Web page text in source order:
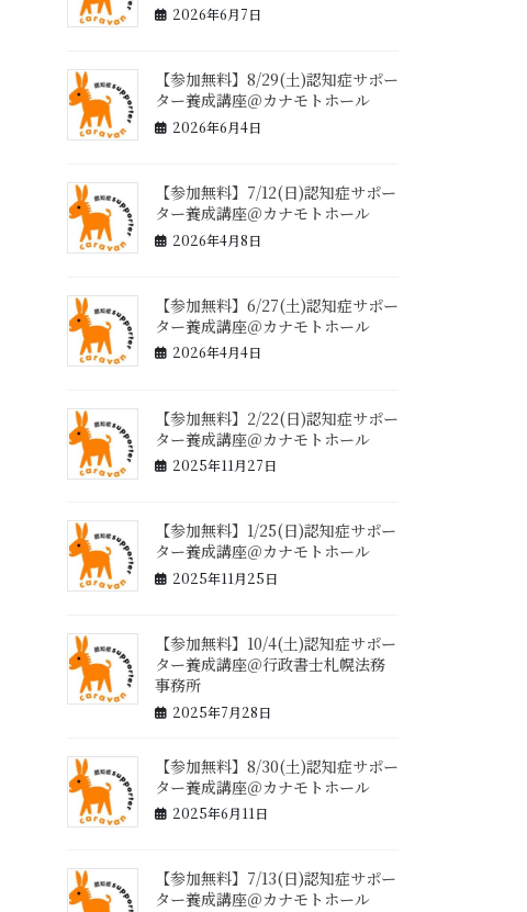
2026年6月7日
【参加無料】8/29(土)認知症サポー
ター養成講座＠カナモトホール
2026年6月4日
【参加無料】7/12(日)認知症サポー
ター養成講座＠カナモトホール
2026年4月8日
【参加無料】6/27(土)認知症サポー
ター養成講座＠カナモトホール
2026年4月4日
【参加無料】2/22(日)認知症サポー
ター養成講座＠カナモトホール
2025年11月27日
【参加無料】1/25(日)認知症サポー
ター養成講座＠カナモトホール
2025年11月25日
【参加無料】10/4(土)認知症サポー
ター養成講座＠行政書士札幌法務
事務所
2025年7月28日
【参加無料】8/30(土)認知症サポー
ター養成講座＠カナモトホール
2025年6月11日
【参加無料】7/13(日)認知症サポー
ター養成講座＠カナモトホール